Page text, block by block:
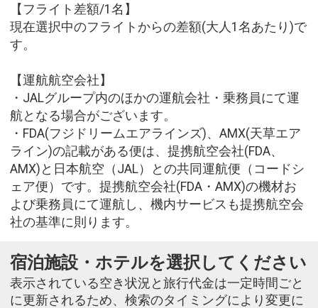
【フライト差額/1名】
現在選択中のフライトからの差額(大人1名あたり)で
す。
【運航航空会社】
・JALグループ内のほかの運航会社・乗務員にて運
航となる場合がございます。
・FDA(フジドリームエアラインズ)、AMX(天草エア
ライン)の記載がある便は、提携航空会社(FDA、
AMX)と日本航空（JAL）との共同運航便（コードシ
ェア便）です。提携航空会社(FDA・AMX)の機材お
よび乗務員にて運航し、機内サービスも提携航空会
社の基準に則ります。
宿泊施設・ホテルを選択してください
表示されている空き状況と旅行代金は一定時間ごと
に更新されるため、検索のタイミングにより変更に